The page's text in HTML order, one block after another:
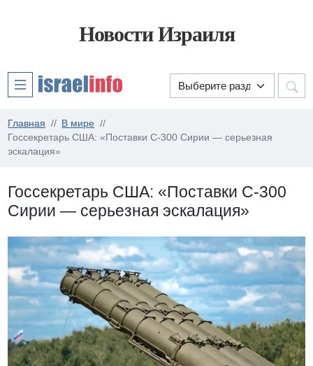
Новости Израиля
Главная
В мире
Госсекретарь США: «Поставки С-300 Сирии — серьезная
эскалация»
Госсекретарь США: «Поставки С-300
Сирии — серьезная эскалация»